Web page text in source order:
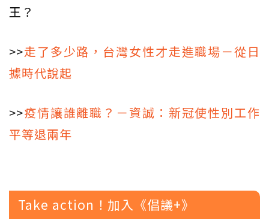
王？
>>走了多少路，台灣女性才走進職場－從日
據時代說起
>>疫情讓誰離職？－資誠：新冠使性別工作
平等退兩年
Take action！加入《倡議+》